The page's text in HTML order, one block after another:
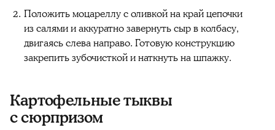
Положить моцареллу с оливкой на край цепочки
из салями и аккуратно завернуть сыр в колбасу,
двигаясь слева направо. Готовую конструкцию
закрепить зубочисткой и наткнуть на шпажку.
Картофельные тыквы
с сюрпризом